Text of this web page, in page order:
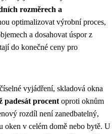
rozměrech a
optimalizovat výrobní proces,
a dosahovat úspor z
do konečné ceny pro
vyjádření, skladová okna
padesát procent oproti oknům
rozdíl není zanedbatelný,
oken v celém domě nebo bytě. U